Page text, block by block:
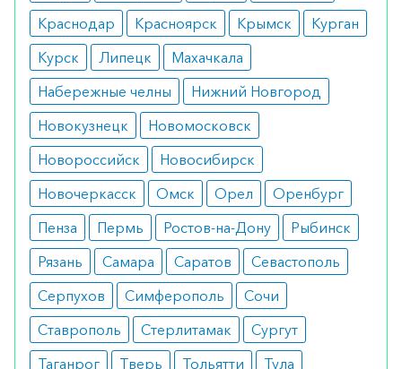
Противопоказания
Нельзя принимать данное средство людям со
следующими нарушениями: кишечная
непроходимость или сужение кишечника,
атония, аппендицит, воспалительные
заболевания кишечника, боли в животе неясного
генеза, тяжелая дегидратация с потерей воды и
электролитов. Также препарат противопоказан
при наличии аллергии на его компоненты.
Как принимать
Если иное не предписано врачом, обычная доза
для взрослых и детей старше 12 лет составляет
1-2 таблетки до 3 раз в день во время или после
Краснодар
Красноярск Крымск
Курган
Курск
Липецк
Махачкала
Набережные челны
Нижний Новгород
Новокузнецк
Новомосковск
Новороссийск
Новосибирск
Новочеркасск
Омск Орел
Оренбург
Пенза
Пермь Ростов-на-Дону
Рыбинск
Рязань
Самара Саратов
Севастополь
Серпухов
Симферополь
Сочи
Ставрополь
Стерлитамак
Сургут
Таганрог
Тверь Тольятти
Тула